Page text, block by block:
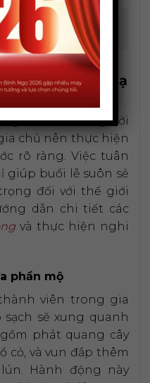
cần được chuẩn bị
tất.
hiện nghi lễ tạ
và đúng với
chủ nên thực hiện
rõ ràng. Việc tuân
buổi lễ suôn sẻ
đối với thế giới
dẫn chi tiết các
và thực hiện nghi
phần mộ
viên trong gia
sẽ xung quanh
phát quang cây
cỏ, và vun đắp thêm
Hành động này